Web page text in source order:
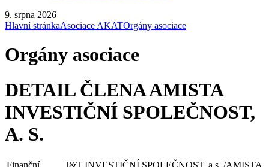
9. srpna 2026
Hlavní stránkaAsociace AKATOrgány asociace
Orgány asociace
DETAIL ČLENA AMISTA
INVESTIČNÍ SPOLEČNOST,
A. S.